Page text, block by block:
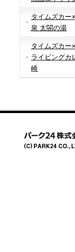
タイムズカー
泉 太閤の湯
タイムズカー
ライビングカ
崎